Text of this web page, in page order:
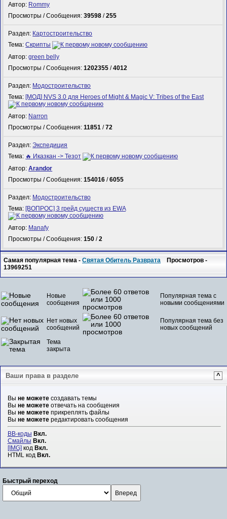
Автор: Rommy
Просмотры / Сообщения:39598 /255
Раздел: Картостроительство
Тема:Скрипты
Автор:green belly
Просмотры / Сообщения:1202355 /4012
Раздел: Модостроительство
Тема: [МОД] NVS 3.0 для Heroes of Might & Magic V: Tribes of the East
Автор: Narron
Просмотры / Сообщения:11851 /72
Раздел:Экспедиция
Тема: 🔥 Иказкан -> Тезот
Автор:Arandor
Просмотры / Сообщения:154016 /6055
Раздел: Модостроительство
Тема: [ВОПРОС] 3 грейд существ из EWA
Автор: Manafy
Просмотры / Сообщения:150 /2
Самая популярная тема -Святая Обитель Разврата Просмотров -
13969251
Новые
сообщения
Популярная тема с
новыми сообщениями
Нет новых
сообщений
Популярная тема без
новых сообщений
Тема
закрыта
Ваши права в разделе ^
Вы не можетесоздавать темы
Вы не можетеотвечать на сообщения
Вы не можетеприкреплять файлы
Вы не можетередактировать сообщения
BB-коды Вкл.
Смайлы Вкл.
[IMG]код Вкл.
HTML код Вкл.
Быстрый переход